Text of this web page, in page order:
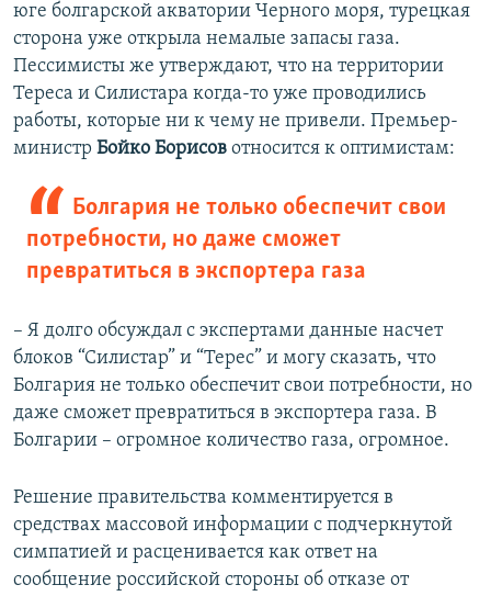
юге болгарской акватории Черного моря, турецкая
сторона уже открыла немалые запасы газа.
Пессимисты же утверждают, что на территории
Тереса и Силистара когда-то уже проводились
работы, которые ни к чему не привели. Премьер-
министр Бойко Борисов относится к оптимистам:
Болгария не только обеспечит свои
потребности, но даже сможет
превратиться в экспортера газа
– Я долго обсуждал с экспертами данные насчет
блоков “Силистар” и “Терес” и могу сказать, что
Болгария не только обеспечит свои потребности, но
даже сможет превратиться в экспортера газа. В
Болгарии – огромное количество газа, огромное.
Решение правительства комментируется в
средствах массовой информации с подчеркнутой
симпатией и расценивается как ответ на
сообщение российской стороны об отказе от